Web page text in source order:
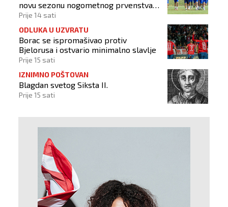
novu sezonu nogometnog prvenstva
BiH
Prije 14 sati
ODLUKA U UZVRATU
Borac se ispromašivao protiv
Bjelorusa i ostvario minimalno slavlje
Prije 15 sati
IZNIMNO POŠTOVAN
Blagdan svetog Siksta II.
Prije 15 sati